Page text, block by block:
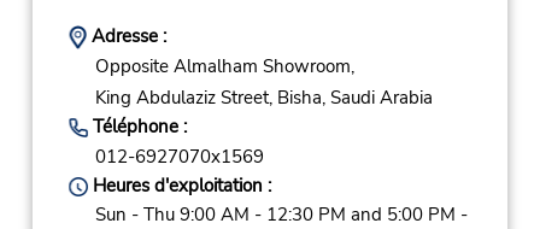
Adresse :
Opposite Almalham Showroom,
King Abdulaziz Street, Bisha, Saudi Arabia
Téléphone :
012-6927070x1569
Heures d'exploitation :
Sun - Thu 9:00 AM - 12:30 PM and 5:00 PM -